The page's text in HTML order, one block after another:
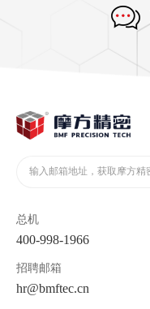
总机
400-998-1966
招聘邮箱
hr@bmftec.cn